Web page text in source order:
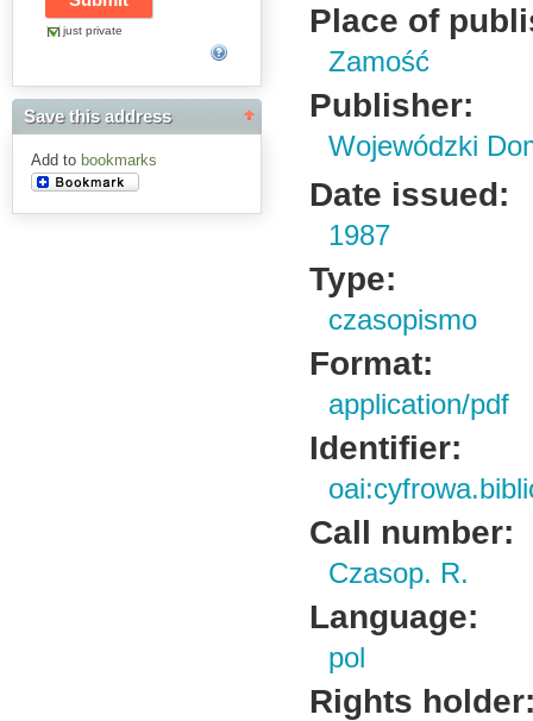
just private
Save this address
Add to bookmarks
Place of
Zamość
Publisher:
Wojewódzki
Date issued:
1987
Type:
czasopismo
Format:
application/pdf
Identifier:
Call number:
Czasop. R.
Language:
pol
Rights